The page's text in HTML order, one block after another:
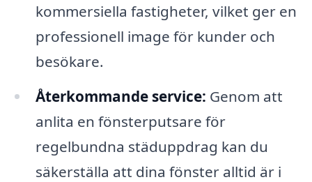
kommersiella fastigheter, vilket ger en
professionell image för kunder och
besökare.
Återkommande service: Genom att
anlita en fönsterputsare för
regelbundna städuppdrag kan du
säkerställa att dina fönster alltid är i